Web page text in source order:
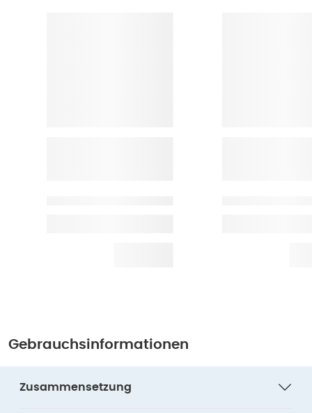
Gebrauchsinformationen
Zusammensetzung